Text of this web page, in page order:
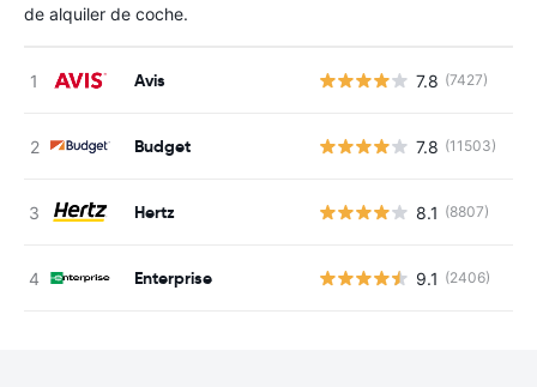
de alquiler de coche.
Avis 7.8 (7427)
Budget 7.8 (11503)
Hertz 8.1 (8807)
Enterprise 9.1 (2406)